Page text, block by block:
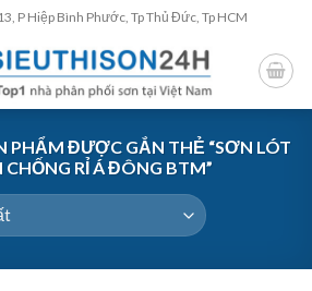
P Hiệp Bình Phước, Tp Thủ Đức, Tp HCM
PHẨM ĐƯỢC GẮN THẺ “SƠN LÓT
CHỐNG RỈ Á ĐÔNG BTM”